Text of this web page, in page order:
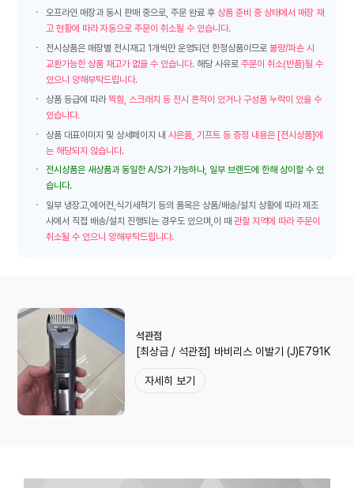
오프라인 매장과 동시 판매 중으로, 주문 완료 후 상품 준비 중 상태에서 매장 재
고 현황에 따라 자동으로 주문이 취소될 수 있습니다.
전시상품은 매장별 전시재고 1개씩만 운영되던 한정상품이므로 불량/파손 시
교환가능한 상품 재고가 없을 수 있습니다. 해당 사유로 주문이 취소(반품)될 수
있으니 양해부탁드립니다.
상품 등급에 따라찍힘, 스크래치 등 전시 흔적이 있거나 구성품 누락이 있을 수
있습니다.
상품 대표이미지 및 상세페이지 내 사은품, 기프트 등 증정 내용은 [전시상품]에
는 해당되지 않습니다.
전시상품은 새상품과 동일한 A/S가 가능하나, 일부 브랜드에 한해 상이할 수 있
습니다.
일부 냉장고,에어컨,식기세척기 등의 품목은 상품/배송/설치 상황에 따라 제조
사에서 직접 배송/설치 진행되는 경우도 있으며,이 때 관할 지역에 따라 주문이
취소될 수 있으니 양해부탁드립니다.
석관점
[최상급 / 석관점] 바비리스 이발기 (J)E791K
자세히 보기